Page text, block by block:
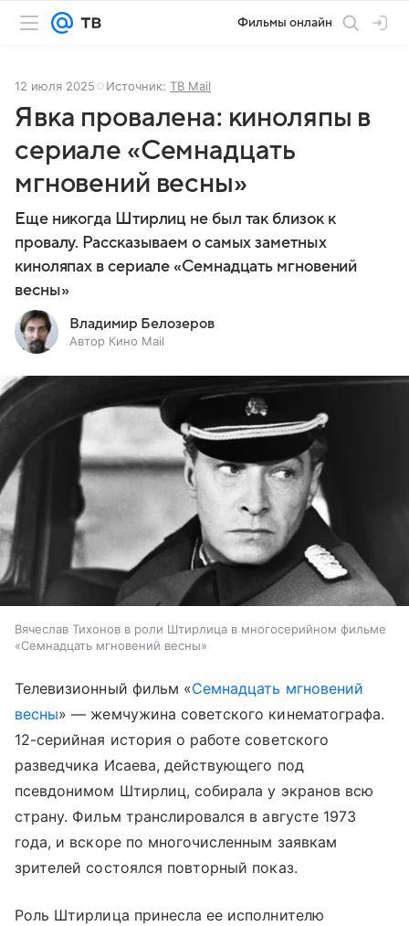
Фильмы онлайн
12 июля 2025 Источник: ТВ Mail
Явка провалена: киноляпы в
сериале «Семнадцать
мгновений весны»
Еще никогда Штирлиц не был так близок к
провалу. Рассказываем о самых заметных
киноляпах в сериале «Семнадцать мгновений
весны»
Владимир Белозеров
Автор Кино Mail
Вячеслав Тихонов в роли Штирлица в многосерийном фильме
«Семнадцать мгновений весны»
Телевизионный фильм «Семнадцать мгновений
весны» — жемчужина советского кинематографа.
12-серийная история о работе советского
разведчика Исаева, действующего под
псевдонимом Штирлиц, собирала у экранов всю
страну. Фильм транслировался в августе 1973
года, и вскоре по многочисленным заявкам
зрителей состоялся повторный показ.
Роль Штирлица принесла ее исполнителю